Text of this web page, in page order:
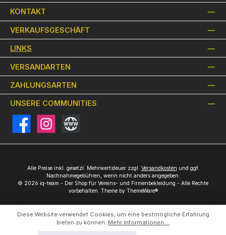
KONTAKT
VERKAUFSGESCHÄFT
LINKS
VERSANDARTEN
ZAHLUNGSARTEN
UNSERE COMMUNITIES
FacebookInstagramWebsite
Alle Preise inkl. gesetzl. Mehrwertsteuer zzgl. Versandkosten und ggf.
Nachnahmegebühren, wenn nicht anders angegeben.
© 2026 iq-team - Der Shop für Vereins- und Firmenbekleidung - Alle Rechte
vorbehalten. Theme by ThemeWare®
Diese Website verwendet Cookies, um eine bestmögliche Erfahrung
bieten zu können. Mehr Informationen ...